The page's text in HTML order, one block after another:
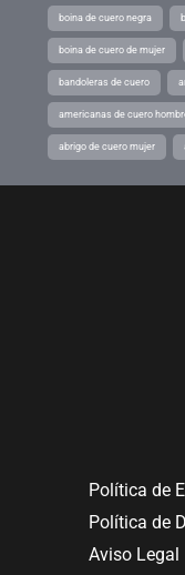
boina de cuero negra
boina de cuero de mujer
bandoleras de cuero
americanas de cuero
abrigo de cuero mujer
Política de
Política de
Aviso Legal